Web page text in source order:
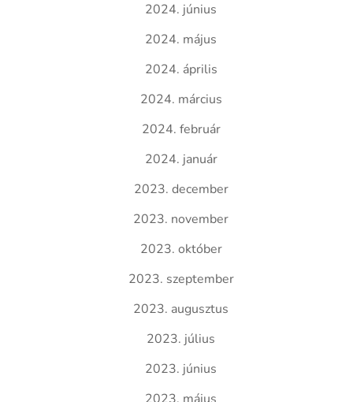
2024. június
2024. május
2024. április
2024. március
2024. február
2024. január
2023. december
2023. november
2023. október
2023. szeptember
2023. augusztus
2023. július
2023. június